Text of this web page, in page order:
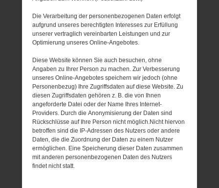
Die Verarbeitung der personenbezogenen Daten erfolgt
aufgrund unseres berechtigten Interesses zur Erfüllung
unserer vertraglich vereinbarten Leistungen und zur
Optimierung unseres Online-Angebotes.
Diese Website können Sie auch besuchen, ohne
Angaben zu Ihrer Person zu machen. Zur Verbesserung
unseres Online-Angebotes speichern wir jedoch (ohne
Personenbezug) Ihre Zugriffsdaten auf diese Website. Zu
diesen Zugriffsdaten gehören z. B. die von Ihnen
angeforderte Datei oder der Name Ihres Internet-
Providers. Durch die Anonymisierung der Daten sind
Rückschlüsse auf Ihre Person nicht möglich.Nicht hiervon
betroffen sind die IP-Adressen des Nutzers oder andere
Daten, die die Zuordnung der Daten zu einem Nutzer
ermöglichen. Eine Speicherung dieser Daten zusammen
mit anderen personenbezogenen Daten des Nutzers
findet nicht statt.